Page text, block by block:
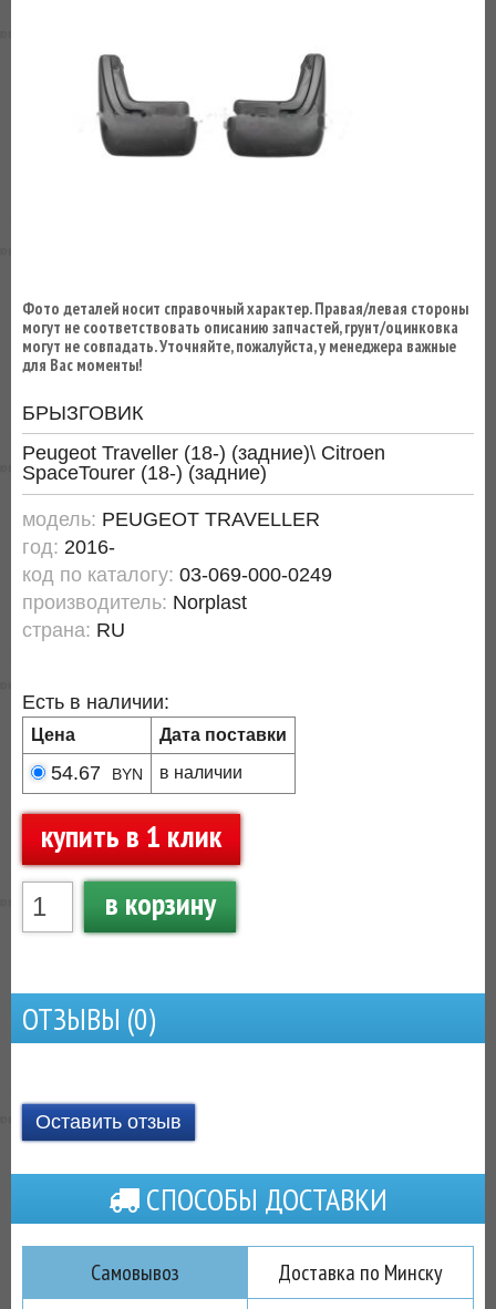
Фото деталей носит справочный характер. Правая/левая стороны
могут не соответствовать описанию запчастей, грунт/оцинковка
могут не совпадать. Уточняйте, пожалуйста, у менеджера важные
для Вас моменты!
БРЫЗГОВИК
Peugeot Traveller (18-) (задние)\ Citroen
SpaceTourer (18-) (задние)
модель: PEUGEOT TRAVELLER
год: 2016-
код по каталогу: 03-069-000-0249
производитель: Norplast
страна: RU
Есть в наличии:
Цена Дата поставки
54.67 BYN в наличии
купить в 1 клик
в корзину
ОТЗЫВЫ (0)
Оставить отзыв
СПОСОБЫ ДОСТАВКИ
Самовывоз
Доставка по Минску